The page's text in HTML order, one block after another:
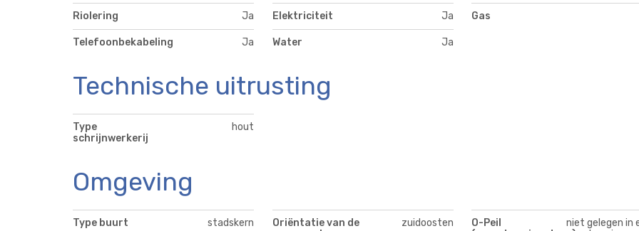
Riolering Ja Elektriciteit Ja Gas
Telefoonbekabeling Ja Water Ja
Technische uitrusting
Type
schrijnwerkerij
hout
Omgeving
Type buurt stadskern
Oriëntatie van de
zuidoosten
O-Peil
niet gelegen in